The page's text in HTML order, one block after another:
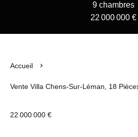
9 chambres
22 000 000 €
Accueil
Vente Villa Chens-Sur-Léman, 18
22 000 000 €